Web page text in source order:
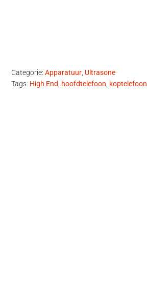
Categorie:Apparatuur, Ultrasone
Tags: High End, hoofdtelefoon, koptelefoon